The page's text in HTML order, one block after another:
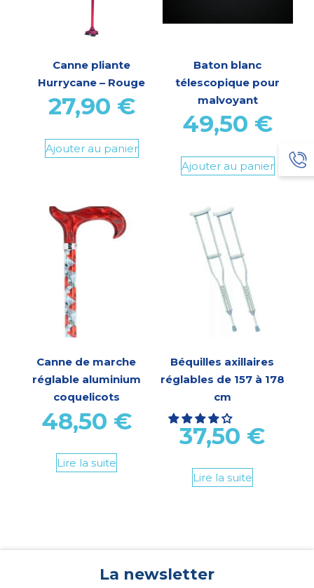
Canne pliante
Hurrycane – Rouge
27,90 €
Ajouter au panier
Baton blanc
télescopique pour
malvoyant
49,50 €
Ajouter au panier
Canne de marche
réglable aluminium
coquelicots
48,50 €
Lire la suite
Béquilles axillaires
réglables de 157 à 178
cm
37,50 €
Lire la suite
La newsletter